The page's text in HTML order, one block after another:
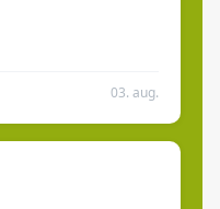
03. aug.